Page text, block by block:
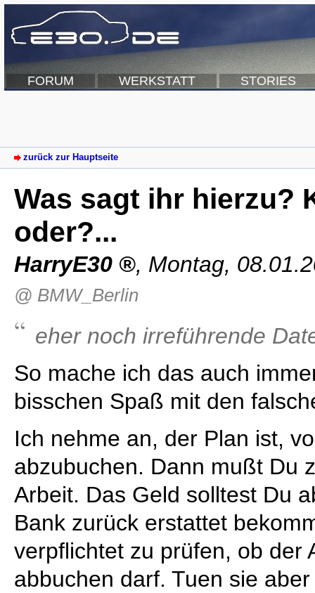
FORUM WERKSTATT STORIES
zurück zur Hauptseite
Was sagt ihr hierzu?
oder?...
HarryE30 , Montag,
@ BMW_Berlin
eher noch irreführende
So mache ich das auch
bisschen Spaß mit den
Ich nehme an, der Plan ist,
abzubuchen. Dann mußt Du
Arbeit. Das Geld solltest Du
Bank zurück erstattet
verpflichtet zu prüfen, ob der
abbuchen darf. Tuen sie